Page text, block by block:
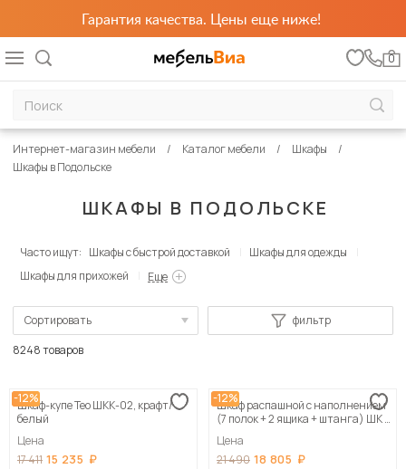
Гарантия качества. Цены еще ниже!
0
ШКАФЫ В ПОДОЛЬСКЕ
Интернет-магазин мебели Каталог мебели
Шкафы
Шкафы в Подольске
Часто ищут: Шкафы с быстрой доставкой
Шкафы для одежды
Шкафы для прихожей
Еще
Сортировать
По популярности
Сначала дорогие
фильтр
8248 товаров
-12%
Шкаф-купе Тео ШКК-02, крафт/
белый
Цена
17 411 15 235
-12%
Шкаф распашной с наполнением
(7 полок + 2 ящика + штанга) ШК 5
Цена
21 490 18 805